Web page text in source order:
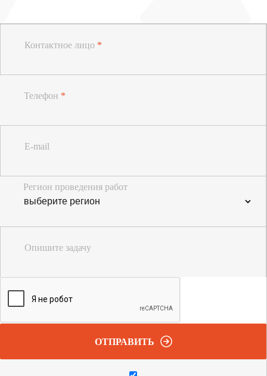
Контактное лицо *
Телефон *
E-mail
Регион проведения работ
Опишите задачу
ОТПРАВИТЬ